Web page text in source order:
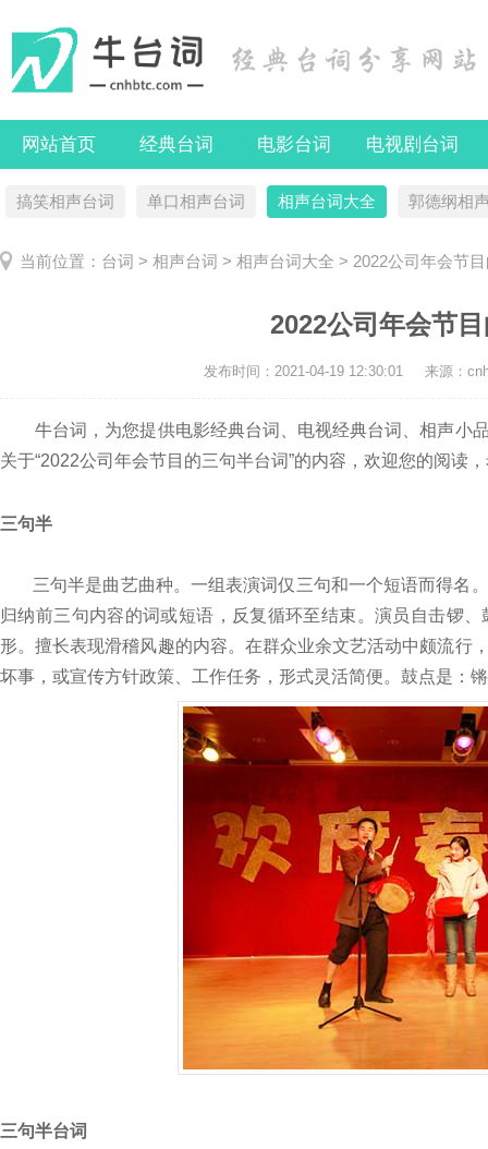
网站首页 经典台词 电影台词 电视剧台词
搞笑相声台词 单口相声台词 相声台词大全 郭德纲相
当前位置： 台词 > 相声台词 > 相声台词大全 > 2022公司年会节
2022公司年会节
发布时间： 2021-04-19 12:30:01 来源：
牛台词，为您提供电影经典台词、电视经典台词、相声小
关于“2022公司年会节目的三句半台词”的内容，欢迎您的阅读
三句半
三句半是曲艺曲种。一组表演词仅三句和一个短语而得名
归纳前三句内容的词或短语，反复循环至结束。演员自击锣
形。擅长表现滑稽风趣的内容。在群众业余文艺活动中颇流行
坏事，或宣传方针政策、工作任务，形式灵活简便。鼓点是：
三句半台词